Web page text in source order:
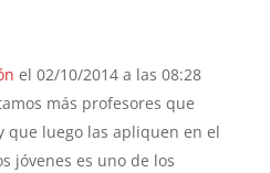
el 02/10/2014 a las 08:28
más profesores que
que luego las apliquen en el
jóvenes es uno de los